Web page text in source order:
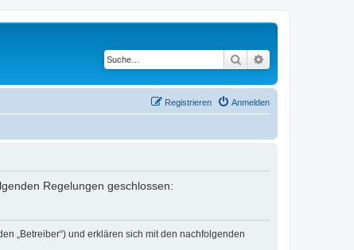
Suche
Anmelden
Registrieren
Regelungen geschlossen:
„Betreiber“) und erklären sich mit den nachfolgenden